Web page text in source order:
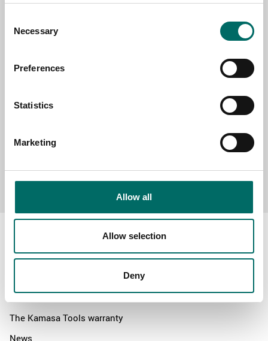
Selection
Necessary
Preferences
Statistics
Marketing
Allow all
Allow selection
Deny
SELECT COUNTRY
Send message
Swedish quality
The Kamasa Tools warranty
News